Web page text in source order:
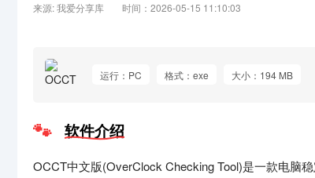
来源: 我爱分享库 时间：2026-05-15 11:10:03
运行：PC 格式：exe 大小：194 MB
软件介绍
OCCT中文版(OverClock Checking Tool)是一款电脑